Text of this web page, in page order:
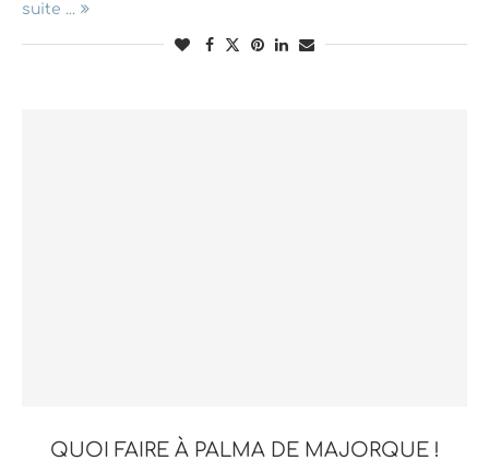
suite ...
QUOI FAIRE À PALMA DE MAJORQUE !